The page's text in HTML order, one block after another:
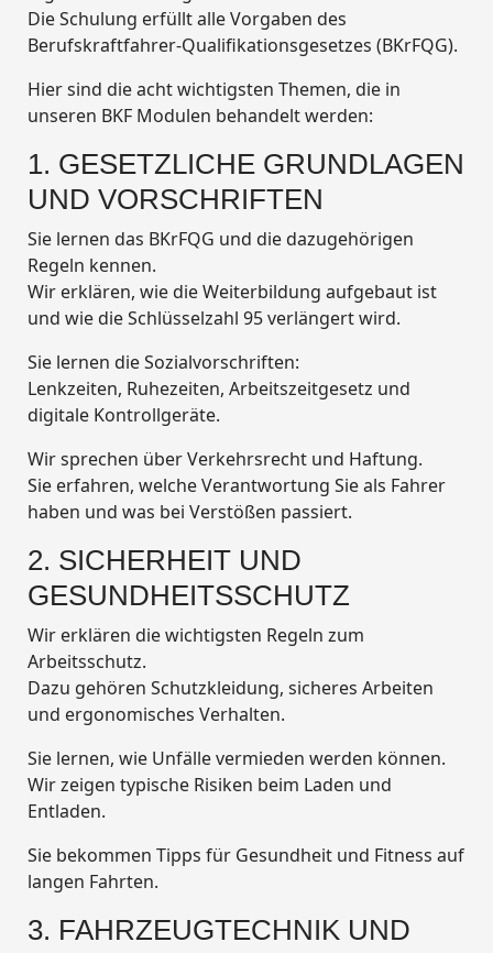
Die Schulung erfüllt alle Vorgaben des
Berufskraftfahrer-Qualifikationsgesetzes (BKrFQG).
Hier sind die acht wichtigsten Themen, die in
unseren BKF Modulen behandelt werden:
1. GESETZLICHE GRUNDLAGEN
UND VORSCHRIFTEN
Sie lernen das BKrFQG und die dazugehörigen
Regeln kennen.
Wir erklären, wie die Weiterbildung aufgebaut ist
und wie die Schlüsselzahl 95 verlängert wird.
Sie lernen die Sozialvorschriften:
Lenkzeiten, Ruhezeiten, Arbeitszeitgesetz und
digitale Kontrollgeräte.
Wir sprechen über Verkehrsrecht und Haftung.
Sie erfahren, welche Verantwortung Sie als Fahrer
haben und was bei Verstößen passiert.
2. SICHERHEIT UND
GESUNDHEITSSCHUTZ
Wir erklären die wichtigsten Regeln zum
Arbeitsschutz.
Dazu gehören Schutzkleidung, sicheres Arbeiten
und ergonomisches Verhalten.
Sie lernen, wie Unfälle vermieden werden können.
Wir zeigen typische Risiken beim Laden und
Entladen.
Sie bekommen Tipps für Gesundheit und Fitness auf
langen Fahrten.
3. FAHRZEUGTECHNIK UND